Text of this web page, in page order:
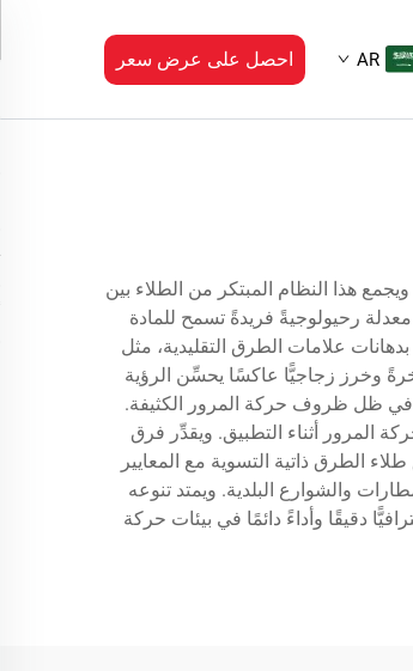
AR احصل على عرض سعر
هذا النظام المبتكر من الطلاء بين
رحيولوجيةً فريدةً تسمح للمادة
علامات الطرق التقليدية، مثل
وخرز زجاجيًّا عاكسًا يحسِّن الرؤية
في ظل ظروف حركة المرور الكثيفة.
المرور أثناء التطبيق. ويقدِّر فرق
الطرق ذاتية التسوية مع المعايير
والشوارع البلدية. ويمتد تنوعه
دقيقًا وأداءً دائمًا في بيئات حركة